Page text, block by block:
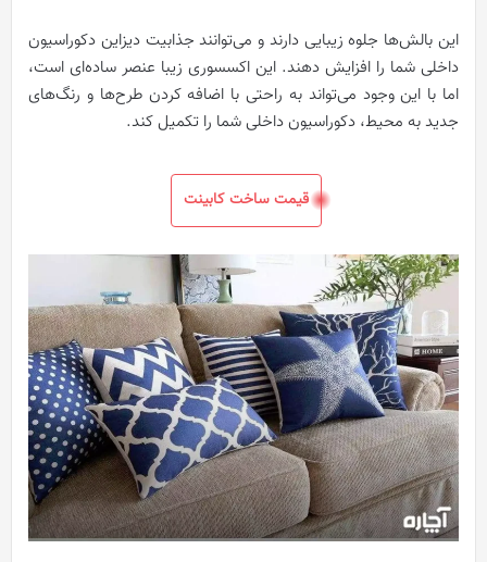
این بالش‌ها جلوه زیبایی دارند و می‌توانند جذابیت دیزاین دکوراسیون
داخلی شما را افزایش دهند. این اکسسوری زیبا عنصر ساده‌ای است،
اما با این وجود می‌تواند به راحتی با اضافه کردن طرح‌ها و رنگ‌های
جدید به محیط، دکوراسیون داخلی شما را تکمیل کند.
قیمت ساخت کابینت